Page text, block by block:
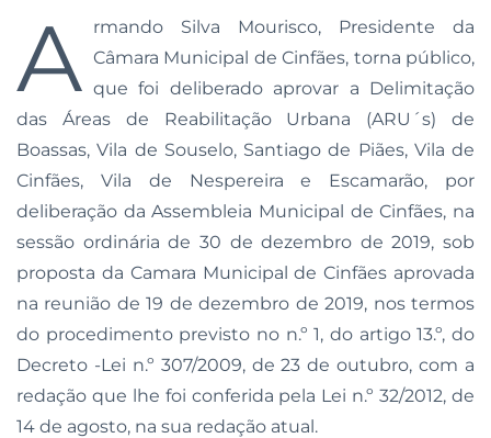
A rmando Silva Mourisco, Presidente da
Câmara Municipal de Cinfães, torna público,
que foi deliberado aprovar a Delimitação
das Áreas de Reabilitação Urbana (ARU´s) de
Boassas, Vila de Souselo, Santiago de Piães, Vila de
Cinfães, Vila de Nespereira e Escamarão, por
deliberação da Assembleia Municipal de Cinfães, na
sessão ordinária de 30 de dezembro de 2019, sob
proposta da Camara Municipal de Cinfães aprovada
na reunião de 19 de dezembro de 2019, nos termos
do procedimento previsto no n.º 1, do artigo 13.º, do
Decreto -Lei n.º 307/2009, de 23 de outubro, com a
redação que lhe foi conferida pela Lei n.º 32/2012, de
14 de agosto, na sua redação atual.